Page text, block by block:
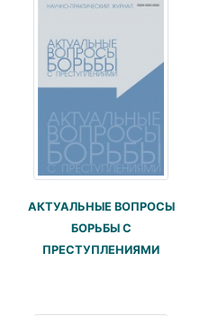
АКТУАЛЬНЫЕ ВОПРОСЫ
БОРЬБЫ С
ПРЕСТУПЛЕНИЯМИ